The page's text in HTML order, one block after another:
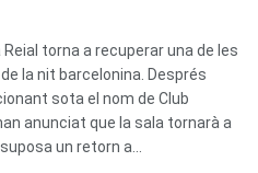
torna a recuperar una de les
la nit barcelonina. Després
sota el nom de Club
anunciat que la sala tornarà a
un retorn a...